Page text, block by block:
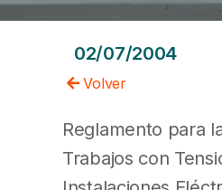
02/07/2004
Volver
Reglamento para
Trabajos con